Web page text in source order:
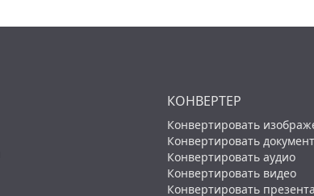
КОНВЕРТЕР
Конвертировать
Конвертировать
Конвертировать аудио
Конвертировать видео
Конвертировать